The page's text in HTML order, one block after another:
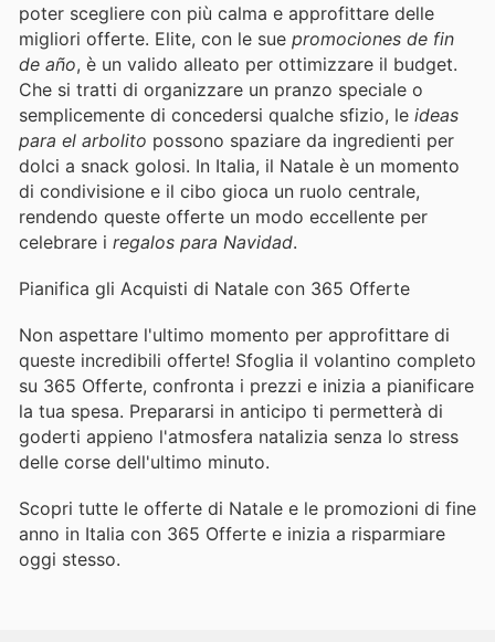
poter scegliere con più calma e approfittare delle
migliori offerte. Elite, con le sue promociones de fin
de año, è un valido alleato per ottimizzare il budget.
Che si tratti di organizzare un pranzo speciale o
semplicemente di concedersi qualche sfizio, le ideas
para el arbolito possono spaziare da ingredienti per
dolci a snack golosi. In Italia, il Natale è un momento
di condivisione e il cibo gioca un ruolo centrale,
rendendo queste offerte un modo eccellente per
celebrare i regalos para Navidad.
Pianifica gli Acquisti di Natale con 365 Offerte
Non aspettare l'ultimo momento per approfittare di
queste incredibili offerte! Sfoglia il volantino completo
su 365 Offerte, confronta i prezzi e inizia a pianificare
la tua spesa. Prepararsi in anticipo ti permetterà di
goderti appieno l'atmosfera natalizia senza lo stress
delle corse dell'ultimo minuto.
Scopri tutte le offerte di Natale e le promozioni di fine
anno in Italia con 365 Offerte e inizia a risparmiare
oggi stesso.